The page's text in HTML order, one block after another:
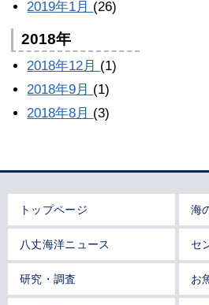
2019年1月 (26)
2018年
2018年12月 (1)
2018年9月 (1)
2018年8月 (3)
トップページ 海
八丈海洋ニュース セ
研究・調査 お